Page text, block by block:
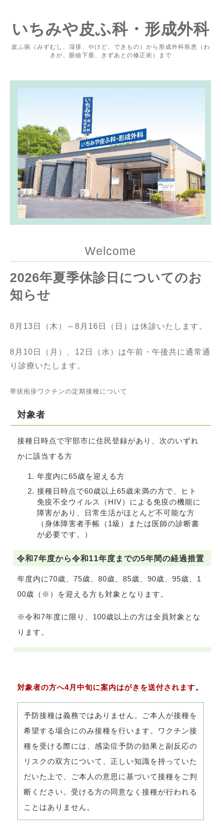
いちみや皮ふ科・形成外科
皮ふ病（みずむし、湿疹、やけど、できもの）から形成外科疾患（わ
きが、眼瞼下垂、きずあとの修正術）まで
Welcome
2026年夏季休診日についてのお
知らせ
8月13日（木）～8月16日（日）は休診いたします。
8月10日（月）、12日（水）は午前・午後共に通常通
り診療いたします。
対象者
接種日時点で宇部市に住民登録があり、次のいずれ
かに該当する方
年度内に65歳を迎える方
接種日時点で60歳以上65歳未満の方で、ヒト
免疫不全ウイルス（HIV）による免疫の機能に
障害があり、日常生活がほとんど不可能な方
（身体障害者手帳（1級）または医師の診断書
が必要です。）
令和7年度から令和11年度までの5年間の経過措置
年度内に70歳、75歳、80歳、85歳、90歳、95歳、1
00歳（※）を迎える方も対象となります。
※令和7年度に限り、100歳以上の方は全員対象とな
ります。
対象者の方へ4月中旬に案内はがきを送付されます。
予防接種は義務ではありません。ご本人が接種を
希望する場合にのみ接種を行います。ワクチン接
種を受ける際には、感染症予防の効果と副反応の
リスクの双方について、正しい知識を持っていた
だいた上で、ご本人の意思に基づいて接種をご判
断ください。受ける方の同意なく接種が行われる
ことはありません。